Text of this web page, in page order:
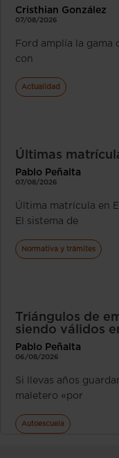
Cristhian González
07/08/2026
Ford amplía la gama
con
Actualidad
Últimas
Pablo Peñalta
07/08/2026
Última matrícula en
El sistema de
Normativa y trámites
Triángulos de
siendo válidos
Pablo Peñalta
06/08/2026
Si llevas años
maletero «por
Autoescuela